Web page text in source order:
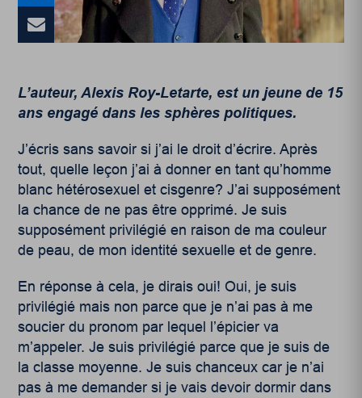
L’auteur, Alexis Roy-Letarte, est un jeune de 15
ans engagé dans les sphères politiques.
J’écris sans savoir si j’ai le droit d’écrire. Après
tout, quelle leçon j’ai à donner en tant qu’homme
blanc hétérosexuel et cisgenre? J’ai supposément
la chance de ne pas être opprimé. Je suis
supposément privilégié en raison de ma couleur
de peau, de mon identité sexuelle et de genre.
En réponse à cela, je dirais oui! Oui, je suis
privilégié mais non parce que je n’ai pas à me
soucier du pronom par lequel l’épicier va
m’appeler. Je suis privilégié parce que je suis de
la classe moyenne. Je suis chanceux car je n’ai
pas à me demander si je vais devoir dormir dans